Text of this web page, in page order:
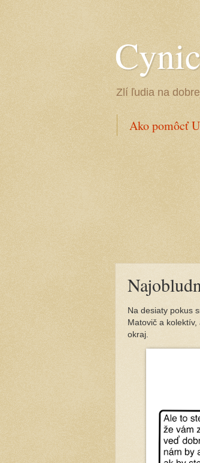
Zlí ľudia na
Ako pomôcť
Na desiaty pokus
Matovič a
okraj.